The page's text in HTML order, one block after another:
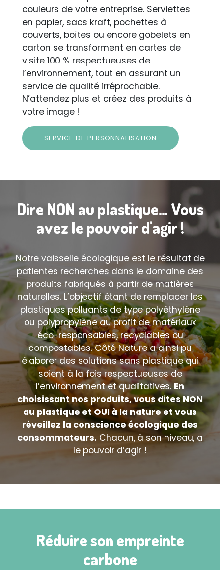
couleurs de votre entreprise. Serviettes
en papier, sacs kraft, pochettes à
couverts, boîtes ou encore gobelets en
carton se transforment en cartes de
visite 100 % respectueuses de
l’environnement, tout en assurant un
service de qualité irréprochable.
N’attendez plus et créez des produits à
votre image !
SERVICE DE PERSONNALISATION
Dire NON au plastique… Vous
avez le pouvoir d'agir !
Notre vaisselle écologique est le résultat de
patientes recherches dans le domaine des
produits fabriqués à partir de matières
naturelles. L’objectif étant de remplacer les
plastiques polluants de type polyéthylène
ou polypropylène au profit de matériaux
éco-responsables, recyclables ou
compostables. Côté Nature a ainsi pu
élaborer des solutions sans plastique qui
soient à la fois respectueuses de
l’environnement et qualitatives.En
choisissant nos produits, vous dites NON
au plastique et OUI à la nature et vous
réveillez la conscience écologique des
consommateurs. Chacun, à son niveau, a
le pouvoir d’agir !
Réduire son empreinte
carbone